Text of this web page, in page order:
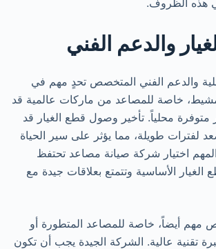
هذه الظروف.
والدعم الفني
والدعم الفني المتخصص تحدٍ مهم في
خاصة للمصاعد من ماركات عالمية قد
متوفرة محلياً. تأخير وصول قطع الغيار قد
لفترات طويلة، مما يؤثر على سير الحياة
اختيار شركة صيانة مصاعد تحتفظ
الأساسية وتتمتع بعلاقات جيدة مع
مهم أيضاً، خاصة للمصاعد المتطورة أو
تقنية عالية. الشركة الجيدة يجب أن تكون